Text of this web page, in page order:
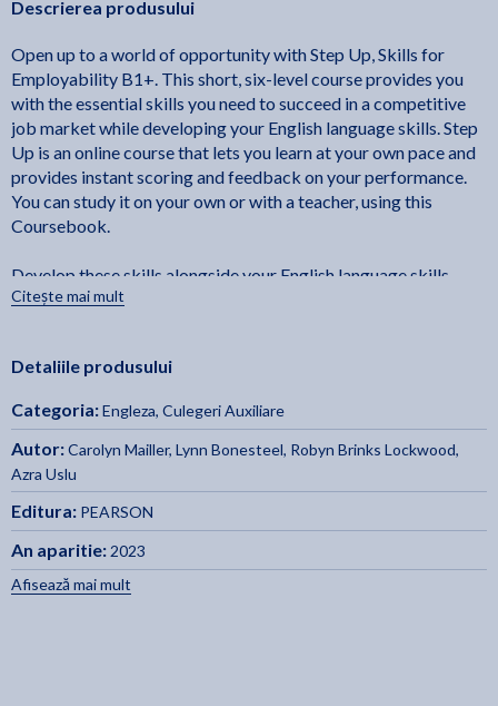
Descrierea produsului
Open up to a world of opportunity with Step Up, Skills for
Employability B1+. This short, six-level course provides you
with the essential skills you need to succeed in a competitive
job market while developing your English language skills. Step
Up is an online course that lets you learn at your own pace and
provides instant scoring and feedback on your performance.
You can study it on your own or with a teacher, using this
Coursebook.
Develop these skills alongside your English language skills,
including vocabulary practice, pronunciation, discussion
Citește mai mult
Detaliile produsului
Categoria:Engleza, Culegeri Auxiliare
Autor:Carolyn Mailler, Lynn Bonesteel, Robyn Brinks Lockwood,
Azra Uslu
Editura: PEARSON
An aparitie: 2023
Afisează mai mult